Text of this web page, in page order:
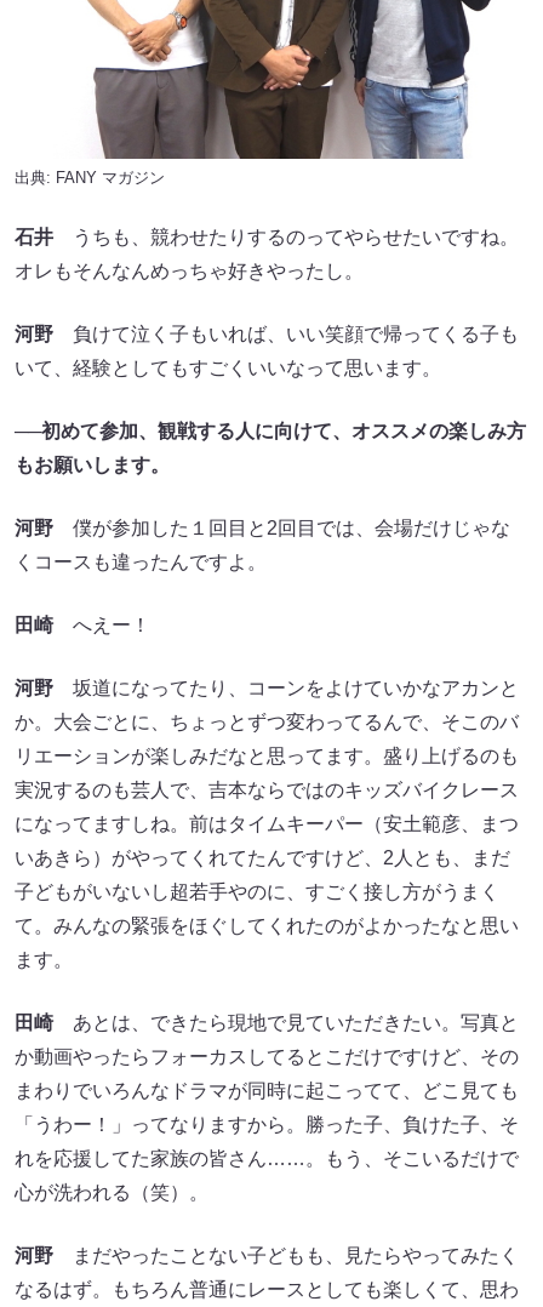
出典: FANY マガジン
石井 うちも、競わせたりするのってやらせたいですね。
オレもそんなんめっちゃ好きやったし。
河野 負けて泣く子もいれば、いい笑顔で帰ってくる子も
いて、経験としてもすごくいいなって思います。
──初めて参加、観戦する人に向けて、オススメの楽しみ方
もお願いします。
河野 僕が参加した１回目と2回目では、会場だけじゃな
くコースも違ったんですよ。
田崎へえー！
河野 坂道になってたり、コーンをよけていかなアカンと
か。大会ごとに、ちょっとずつ変わってるんで、そこのバ
リエーションが楽しみだなと思ってます。盛り上げるのも
実況するのも芸人で、吉本ならではのキッズバイクレース
になってますしね。前はタイムキーパー（安土範彦、まつ
いあきら）がやってくれてたんですけど、2人とも、まだ
子どもがいないし超若手やのに、すごく接し方がうまく
て。みんなの緊張をほぐしてくれたのがよかったなと思い
ます。
田崎あとは、できたら現地で見ていただきたい。写真と
か動画やったらフォーカスしてるとこだけですけど、その
まわりでいろんなドラマが同時に起こってて、どこ見ても
「うわー！」ってなりますから。勝った子、負けた子、そ
れを応援してた家族の皆さん……。もう、そこいるだけで
心が洗われる（笑）。
河野 まだやったことない子どもも、見たらやってみたく
なるはず。もちろん普通にレースとしても楽しくて、思わ